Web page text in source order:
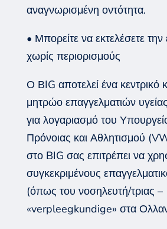
αναγνωρισμένη οντότητα.
• Μπορείτε να εκτελέσετε
χωρίς περιορισμούς
Ο ΒIG αποτελεί ένα κεντρικό
μητρώο επαγγελματιών
για λογαριασμό του
Πρόνοιας και Αθλητισμού
στο BIG σας επιτρέπει να
συγκεκριμένους
(όπως του νοσηλευτή/τριας –
«verpleegkundige» στα